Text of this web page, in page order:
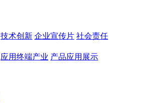
技术创新 企业宣传片 社会责任
应用终端产业 产品应用展示